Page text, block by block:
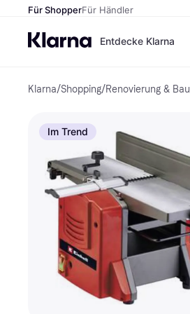
Für ShopperFür Händler
Entdecke Klarna
Klarna/Shopping/Renovierung & Bau
Im Trend